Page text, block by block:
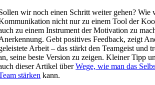
wir noch einen Schritt weiter gehen? Wie
nicht nur zu einem Tool der
zu einem Instrument der Motivation zu
Gebt positives Feedback, zeigt
Arbeit – das stärkt den Teamgeist und
seine beste Version zu zeigen. Kleiner Tipp
dieser Artikel überWege, wie man das
stärken kann.